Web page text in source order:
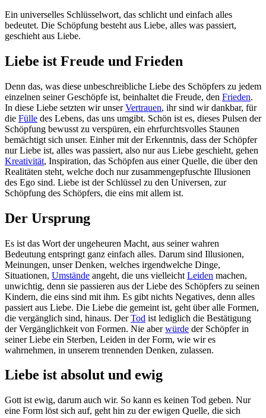
Ein universelles Schlüsselwort, das schlicht und einfach alles
bedeutet. Die Schöpfung besteht aus Liebe, alles was passiert,
geschieht aus Liebe.
Liebe ist Freude und Frieden
Denn das, was diese unbeschreibliche Liebe des Schöpfers zu jedem
einzelnen seiner Geschöpfe ist, beinhaltet die Freude, den Frieden.
In diese Liebe setzten wir unserVertrauen, ihr sind wir dankbar, für
die Fülle des Lebens, das uns umgibt. Schön ist es, dieses Pulsen der
Schöpfung bewusst zu verspüren, ein ehrfurchtsvolles Staunen
bemächtigt sich unser. Einher mit der Erkenntnis, dass der Schöpfer
nur Liebe ist, alles was passiert, also nur aus Liebe geschieht, gehen
Kreativität, Inspiration, das Schöpfen aus einer Quelle, die über den
Realitäten steht, welche doch nur zusammengepfuschte Illusionen
des Ego sind. Liebe ist der Schlüssel zu den Universen, zur
Schöpfung des Schöpfers, die eins mit allem ist.
Der Ursprung
Es ist das Wort der ungeheuren Macht, aus seiner wahren
Bedeutung entspringt ganz einfach alles. Darum sind Illusionen,
Meinungen, unser Denken, welches irgendwelche Dinge,
Situationen, Umstände angeht, die uns vielleicht Leiden machen,
unwichtig, denn sie passieren aus der Liebe des Schöpfers zu seinen
Kindern, die eins sind mit ihm. Es gibt nichts Negatives, denn alles
passiert aus Liebe. Die Liebe die gemeint ist, geht über alle Formen,
die vergänglich sind, hinaus. DerTod ist lediglich die Bestätigung
der Vergänglichkeit von Formen. Nie aberwürde der Schöpfer in
seiner Liebe ein Sterben, Leiden in der Form, wie wir es
wahrnehmen, in unserem trennenden Denken, zulassen.
Liebe ist absolut und ewig
Gott ist ewig, darum auch wir. So kann es keinen Tod geben. Nur
eine Form löst sich auf, geht hin zu der ewigen Quelle, die sich